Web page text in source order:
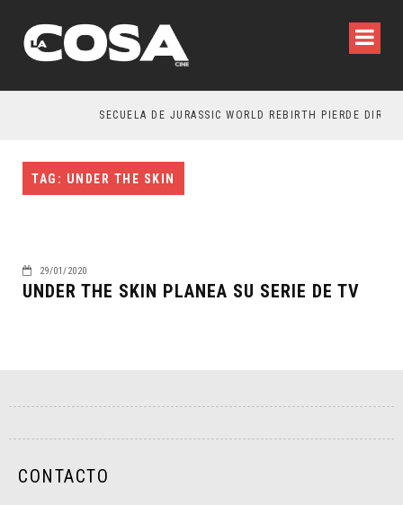
SECUELA DE JURASSIC WORLD REBIRTH PIERDE
TAG: UNDER THE SKIN
29/01/2020
UNDER THE SKIN PLANEA SU SERIE DE TV
CONTACTO